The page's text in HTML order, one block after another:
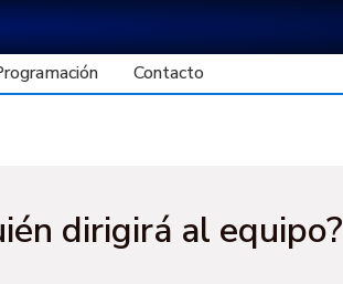
Contacto
dirigirá al equipo?